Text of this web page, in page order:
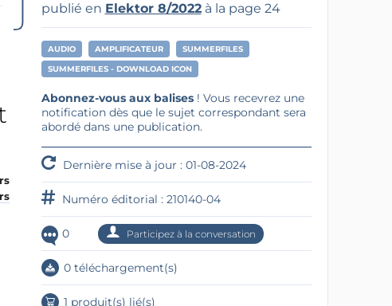
publié en Elektor 8/2022à la page 24
AUDIO AMPLIFICATEUR
SUMMERFILES
SUMMERFILES - DOWNLOAD ICON
Abonnez-vous aux balises! Vous recevrez une
notification dès que le sujet correspondant sera
abordé dans une publication.
Dernière mise à jour : 01-08-2024
Numéro éditorial : 210140-04
0 Participez à la conversation
0 téléchargement(s)
1 produit(s) lié(s)